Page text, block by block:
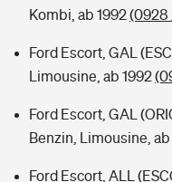
Kombi, ab 1992(0928
Ford Escort, GAL
Limousine, ab 1992
Ford Escort, GAL
Benzin, Limousine, ab
Ford Escort, ALL